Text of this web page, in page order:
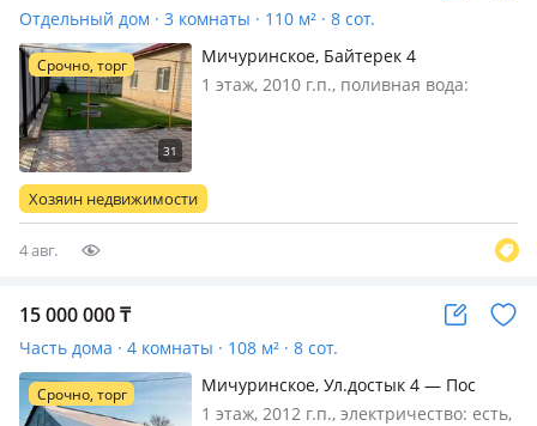
Отдельный дом · 3 комнаты · 110 м² · 8 сот.
Срочно, торг
Мичуринское, Байтерек 4
1 этаж, 2010 г.п., поливная вода:
Продам кирпичный частный дом в
коттеджном поселке Жером
Хозяин недвижимости
4 авг.
15 000 000₸
Часть дома · 4 комнаты · 108 м² · 8 сот.
Срочно, торг
Мичуринское, Ул.достык 4 — Пос
жамбул
1 этаж, 2012 г.п., электричество: есть,